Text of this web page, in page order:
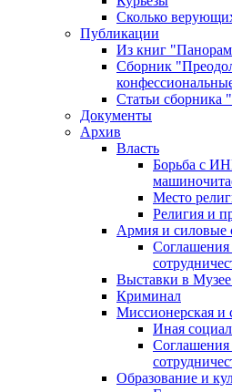
Сколько
Публикации
Из книг
Сборник
Статьи сборника
Документы
Архив
Власть
Борьба с
Место
Религия и
Армия и силовые
Соглашения
Выставки в
Криминал
Миссионерская и
Иная
Образование и